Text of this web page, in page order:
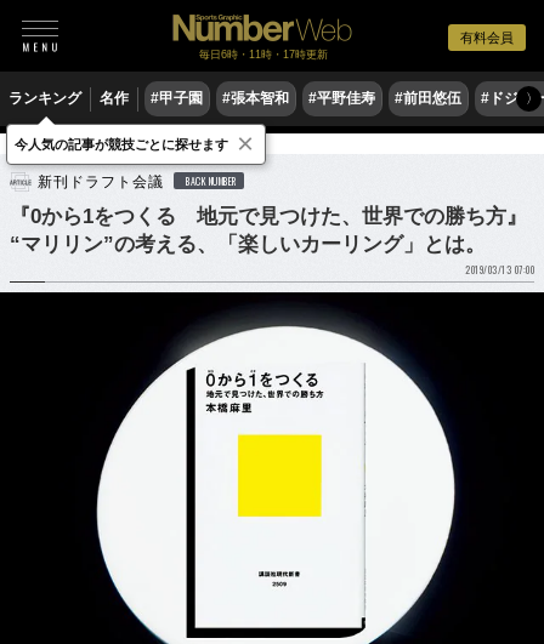
有料会員
毎日6時・11時・17時更新
ランキング 名作 #甲子園 #張本智和 #平野佳寿 #前田悠伍 #ドジャ
〉
冬季スポーツ カーリング
新刊ドラフト会議 BACK NUMBER
『0から1をつくる 地元で見つけた、世界での勝ち方』
“マリリン”の考える、「楽しいカーリング」とは。
2019/03/13 07:00
今人気の記事が競技ごとに探せます ×